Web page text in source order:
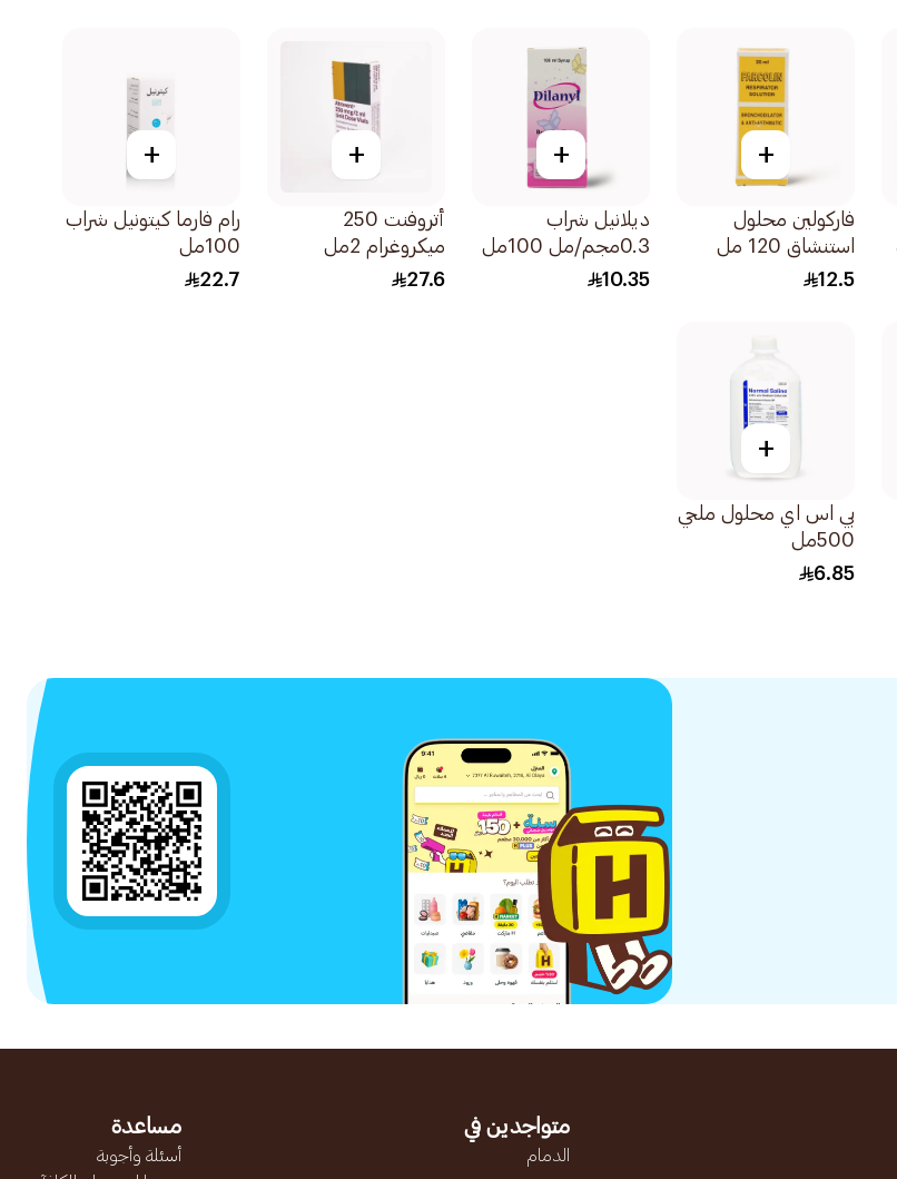
+
فاركولين محلول
استنشاق 120 مل
12.5
+
ديلانيل شراب
0.3مجم/مل 100مل
10.35
+
أتروفنت 250
ميكروغرام 2مل
27.6
+
رام فارما كيتونيل شراب
100مل
22.7
+
بي اس اي محلول ملحي
500مل
6.85
متواجدين في
الدمام
مساعدة
أسئلة وأجوبة